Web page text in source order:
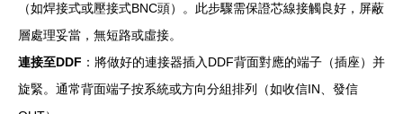
（如焊接式或壓接式BNC頭）。此步驟需保證芯線接觸良好，屏蔽
層處理妥當，無短路或虛接。
連接至DDF ：將做好的連接器插入DDF背面對應的端子（插座）并
旋緊。通常背面端子按系統或方向分組排列（如收信IN、發信